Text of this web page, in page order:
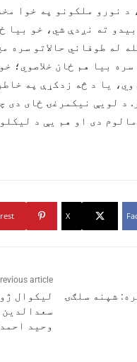
د نورو ملکونو په خوا
ته نږدې شي، خو بیا
له طوفاني حالاتو سره
سره بیا هم ځان خلاصوي؛
وي، یا د څه زدکړې په
د لویې نیکمرغۍ ځای دی
دی او هم یې د
X
article
ليکوال
وحید
شپنه سلګۍ